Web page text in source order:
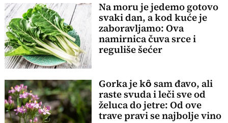
Na moru je jedemo gotovo
svaki dan, a kod kuće je
zaboravljamo: Ova
namirnica čuva srce i
reguliše šećer
Gorka je kȏ sam đavo, ali
raste svuda i leči sve od
želuca do jetre: Od ove
trave pravi se najbolje vino